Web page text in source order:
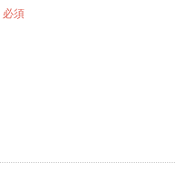
必須